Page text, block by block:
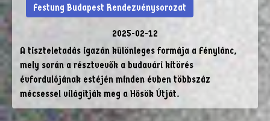
Festung Budapest Rendezvénysorozat
2025-02-12
A tiszteletadás igazán különleges formája a Fénylánc,
mely során a résztvevők a budavári kitörés
évfordulójának estéjén minden évben többszáz
mécsessel világítják meg a Hősök Útját.